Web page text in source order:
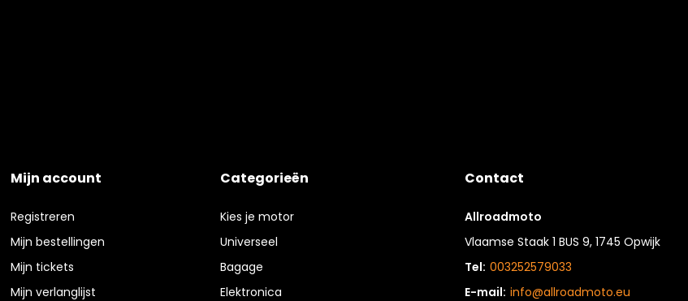
Mijn account
Registreren
Mijn bestellingen
Mijn tickets
Mijn verlanglijst
Categorieën
Kies je motor
Universeel
Bagage
Elektronica
Contact
Allroadmoto
Vlaamse Staak 1 BUS 9, 1745 Opwijk
Tel: 003252579033
E-mail: info@allroadmoto.eu